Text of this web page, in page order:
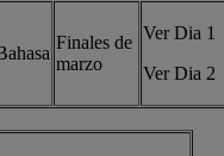
Finales de
marzo
Ver Dia 1
Ver Dia 2